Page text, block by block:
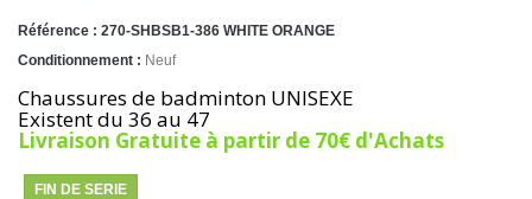
Référence : 270-SHBSB1-386 WHITE ORANGE
Conditionnement : Neuf
Chaussures de badminton UNISEXE
Existent du 36 au 47
Livraison Gratuite à partir de 70€ d'Achats
FIN DE SERIE